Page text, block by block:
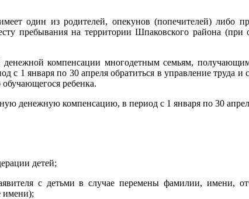
один из родителей, опекунов (попечителей) либо
пребывания на территории Шпаковского района (при
компенсации многодетным семьям,
с 1 января по 30 апреля обратиться в управление труда
ребенка.
денежную компенсацию, в период с 1 января по 30
детей;
с детьми в случае перемены фамилии, имени,
имени);